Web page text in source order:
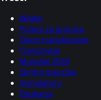
Wideo
Polacy za granicą
Okno transferowe
Transmisje
Mundial 2026
Skróty meczów
Symulatory
Edukacja